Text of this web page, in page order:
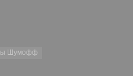
Шумофф